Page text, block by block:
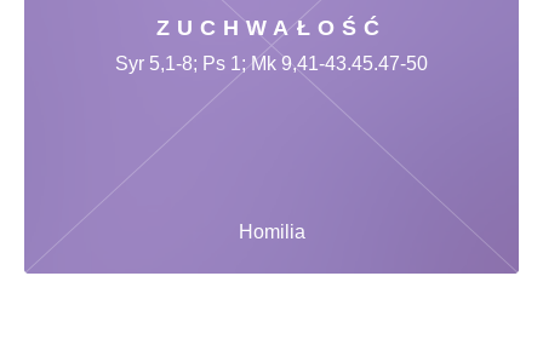
ZUCHWAŁOŚĆ
Homilia
Syr 5,1-8; Ps 1; Mk 9,41-43.45.47-50